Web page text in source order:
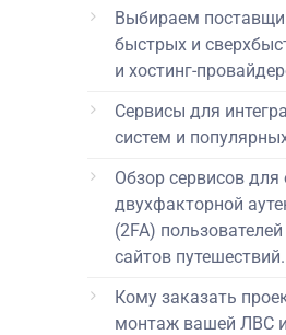
Выбираем
быстрых и
и хостинг-
Сервисы для
систем и
Обзор сервисов для
двухфакторной
(2FA)
сайтов
Кому заказать
монтаж вашей ЛВС